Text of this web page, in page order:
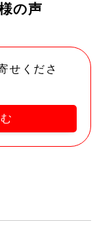
の声
せくださ